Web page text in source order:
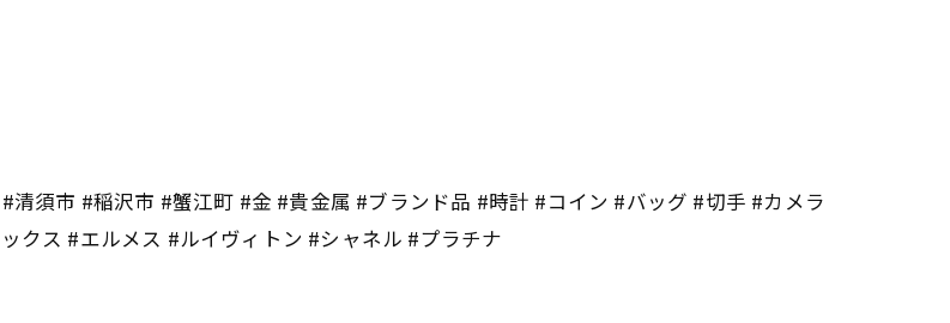
須市 #稲沢市 #蟹江町 #金 #貴金属 #ブランド品 #時計 #コイン #バッグ #切手 #カメラ
クス #エルメス #ルイヴィトン #シャネル #プラチナ